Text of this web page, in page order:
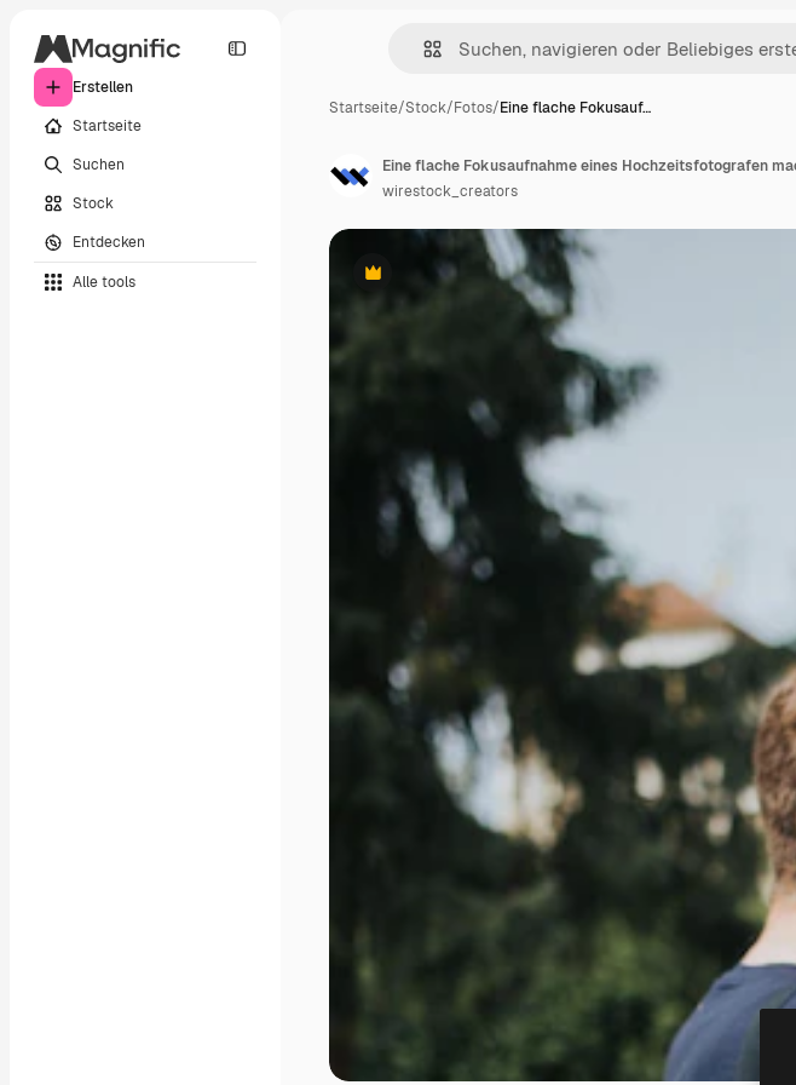
Erstellen
Startseite
Suchen
Stock
Entdecken
Alle tools
Startseite/Stock/Fotos/Eine flache Fokusauf…
Premium
wirestock_creators